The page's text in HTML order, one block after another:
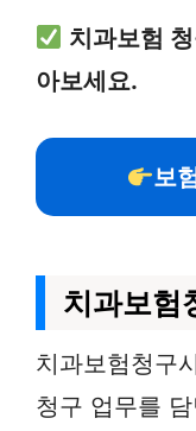
치과보험
아보세요.
보
치과보험
치과보험청구
청구 업무를